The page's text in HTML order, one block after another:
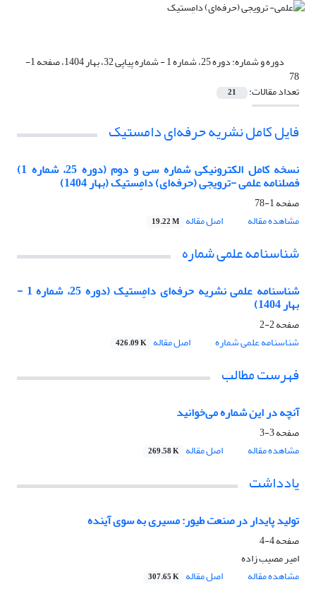
دوره و شماره: دوره 25، شماره 1 - شماره پیاپی 32، بهار 1404، صفحه 1-
78
تعداد مقالات: 21
فایل کامل نشریه حرفه‌ای دامستیک
نسخه کامل الکترونیکی شماره سی‌ و دوم (دوره 25، شماره 1)
فصلنامه علمی -ترویجی (حرفه‌ای) دامِستیک (بهار 1404)
صفحه1-78
مشاهده مقاله
اصل مقاله 19.22 M
شناسنامه علمی شماره
شناسنامه علمی نشریه حرفه‌ای دامِستیک (دوره 25، شماره 1 -
بهار 1404)
صفحه2-2
شناسنامه علمی شماره
اصل مقاله 426.09 K
فهرست مطالب
آنچه در این شماره می‌خوانید
صفحه3-3
مشاهده مقاله
اصل مقاله 269.58 K
یادداشت
تولید پایدار در صنعت طیور: مسیری به سوی آینده
صفحه4-4
امیر مصیب زاده
مشاهده مقاله
اصل مقاله 307.65 K